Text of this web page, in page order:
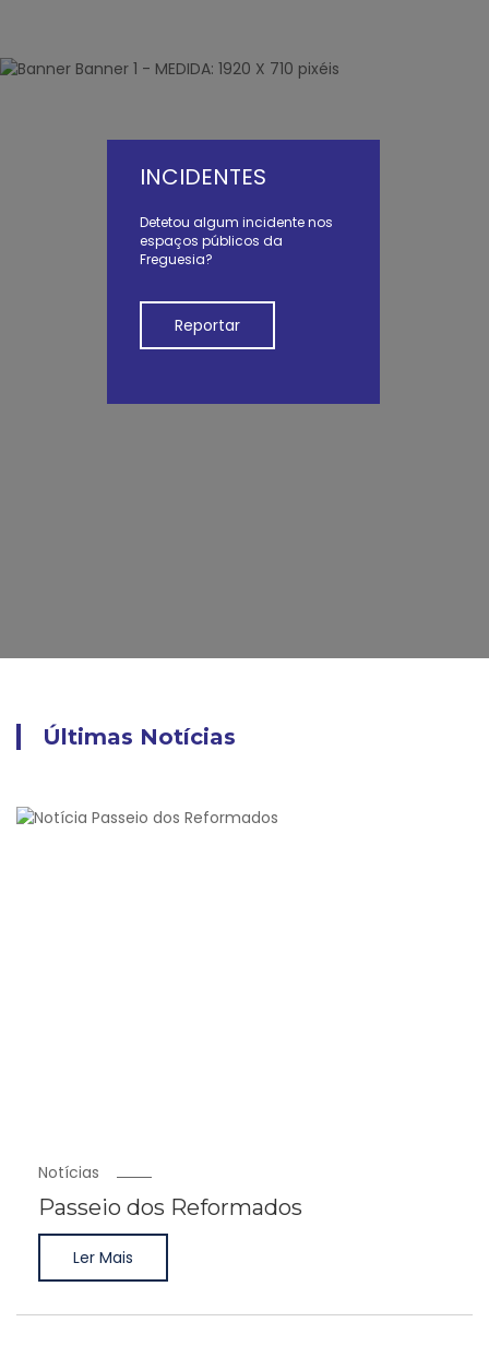
INCIDENTES
Detetou algum incidente nos
espaços públicos da
Freguesia?
Reportar
Últimas Notícias
Notícias
Passeio dos Reformados
Ler Mais